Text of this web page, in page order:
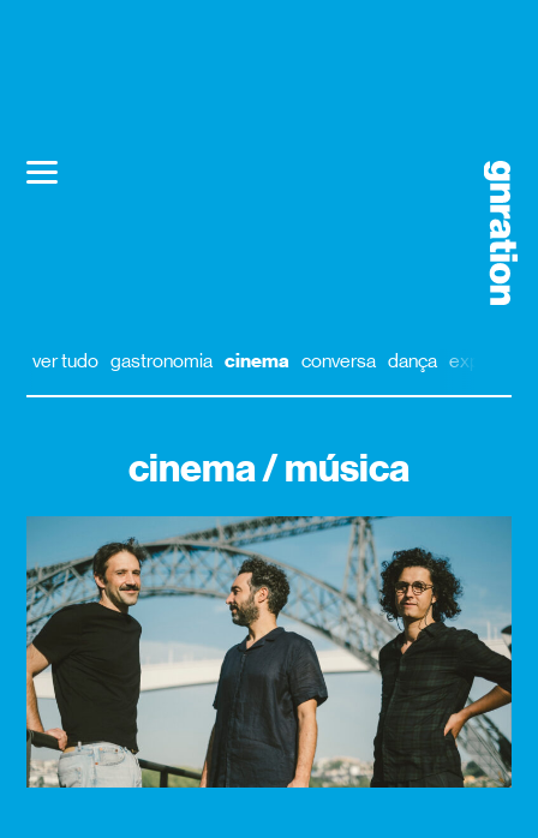
ver tudo gastronomia cinema conversa dança exposição
cinema / música